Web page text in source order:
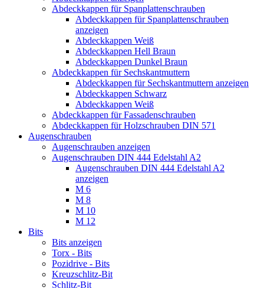
Abdeckkappen für Spanplattenschrauben
Abdeckkappen für Spanplattenschrauben
anzeigen
Abdeckkappen Weiß
Abdeckkappen Hell Braun
Abdeckkappen Dunkel Braun
Abdeckkappen für Sechskantmuttern
Abdeckkappen für Sechskantmuttern anzeigen
Abdeckkappen Schwarz
Abdeckkappen Weiß
Abdeckkappen für Fassadenschrauben
Abdeckkappen für Holzschrauben DIN 571
Augenschrauben
Augenschrauben anzeigen
Augenschrauben DIN 444 Edelstahl A2
Augenschrauben DIN 444 Edelstahl A2
anzeigen
M 6
M 8
M 10
M 12
Bits
Bits anzeigen
Torx - Bits
Pozidrive - Bits
Kreuzschlitz-Bit
Schlitz-Bit